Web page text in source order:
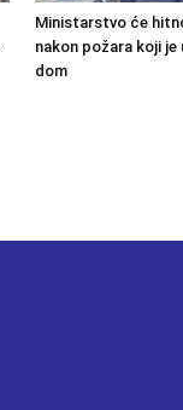
Ministarstvo će
nakon požara koji je
dom